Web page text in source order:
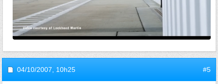
04/10/2007, 10h25 #5